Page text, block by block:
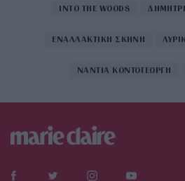
INTO THE WOODS
ΕΝΑΛΛΑΚΤΙΚΗ ΣΚΗΝΗ
ΝΑΝΤΙΑ ΚΟΝΤΟΓΕΩΡΓΗ